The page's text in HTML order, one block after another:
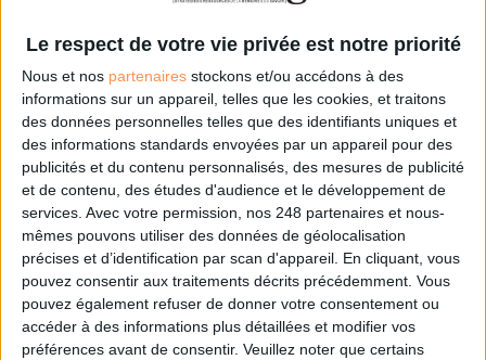
Le respect de votre vie privée est notre priorité
Nous et nos partenaires stockons et/ou accédons à des
informations sur un appareil, telles que les cookies, et traitons
des données personnelles telles que des identifiants uniques et
des informations standards envoyées par un appareil pour des
publicités et du contenu personnalisés, des mesures de publicité
et de contenu, des études d'audience et le développement de
services. Avec votre permission, nos 248 partenaires et nous-
mêmes pouvons utiliser des données de géolocalisation
précises et d’identification par scan d'appareil. En cliquant, vous
pouvez consentir aux traitements décrits précédemment. Vous
pouvez également refuser de donner votre consentement ou
accéder à des informations plus détaillées et modifier vos
préférences avant de consentir. Veuillez noter que certains
LES LIVRES BLANCS
LES SUPPLÉMENTS
NOS OFFRES D'ABONNEMENTS
Mot de passe oublié ?
Pas encore de compte?
Je m'inscris pour commenter les articles
ou déposer mon CV